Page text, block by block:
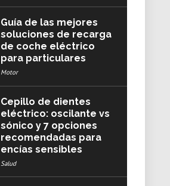
Guía de las mejores
soluciones de recarga
de coche eléctrico
para particulares
Motor
Cepillo de dientes
eléctrico: oscilante vs
sónico y 7 opciones
recomendadas para
encías sensibles
Salud